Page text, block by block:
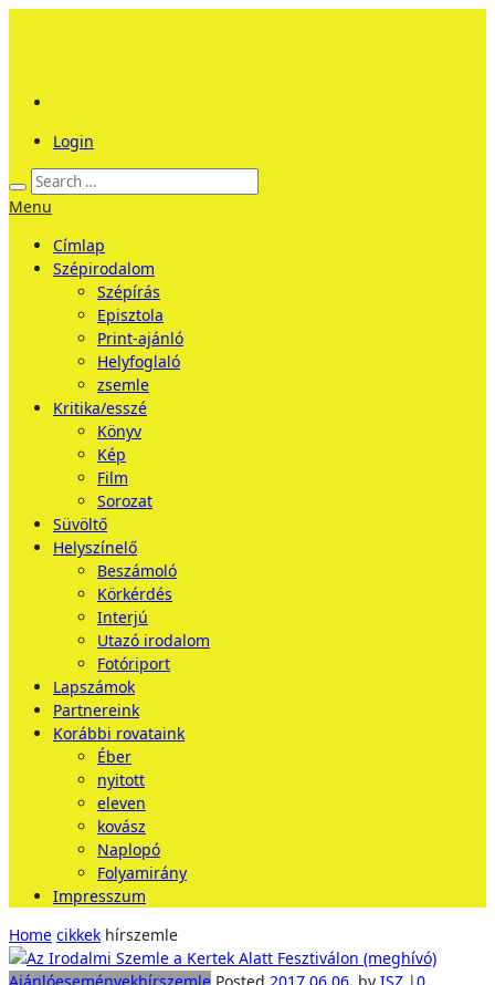
Login
Menu
Címlap
Szépirodalom
Szépírás
Episztola
Print-ajánló
Helyfoglaló
zsemle
Kritika/esszé
Könyv
Kép
Film
Sorozat
Süvöltő
Helyszínelő
Beszámoló
Körkérdés
Interjú
Utazó irodalom
Fotóriport
Lapszámok
Partnereink
Korábbi rovataink
Éber
nyitott
eleven
kovász
Naplopó
Folyamirány
Impresszum
Home cikkek hírszemle